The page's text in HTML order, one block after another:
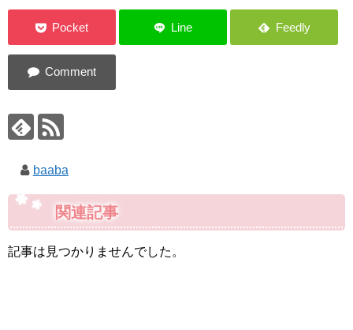
baaba
関連記事
記事は見つかりませんでした。